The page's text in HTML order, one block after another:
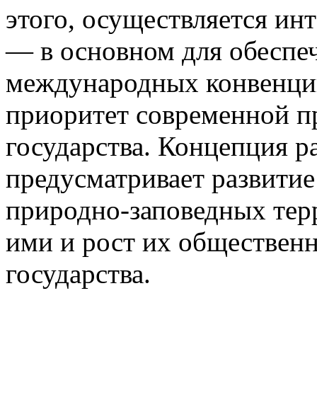
этого, осуществляется
— в основном для
международных
приоритет современной
государства. Концепция
предусматривает
природно-заповедных
ими и рост их
государства.